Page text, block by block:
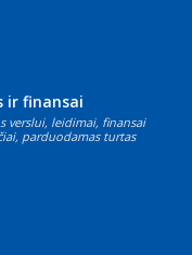
ir finansai
verslui, leidimai, finansai
parduodamas turtas